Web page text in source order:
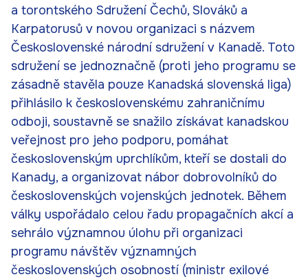
a torontského Sdružení Čechů, Slováků a
Karpatorusů v novou organizaci s názvem
Československé národní sdružení v Kanadě. Toto
sdružení se jednoznačně (proti jeho programu se
zásadně stavěla pouze Kanadská slovenská liga)
přihlásilo k československému zahraničnímu
odboji, soustavně se snažilo získávat kanadskou
veřejnost pro jeho podporu, pomáhat
československým uprchlíkům, kteří se dostali do
Kanady, a organizovat nábor dobrovolníků do
československých vojenských jednotek. Během
války uspořádalo celou řadu propagačních akcí a
sehrálo významnou úlohu při organizaci
programu návštěv významných
československých osobností (ministr exilové